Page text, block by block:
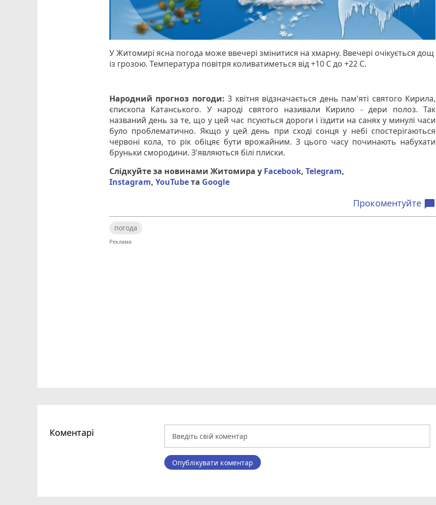
У Житомирі ясна погода може ввечері змінитися на хмарну. Ввечері очікується дощ
із грозою. Температура повітря коливатиметься від +10 С до +22 С.
Народний прогноз погоди:3 квітня відзначається день пам'яті святого Кирила,
єпископа Катанського. У народі святого називали Кирило - дери полоз. Так
названий день за те, що у цей час псуються дороги і їздити на санях у минулі часи
було проблематично. Якщо у цей день при сході сонця у небі спостерігаються
червоні кола, то рік обіцяє бути врожайним. З цього часу починають набухати
бруньки смородини. З'являються білі плиски.
Слідкуйте за новинами Житомира у Facebook,Telegram,
Instagram,YouTubeта Google
Прокоментуйте chat_bubble
погода
Коментарі
Опублікувати коментар